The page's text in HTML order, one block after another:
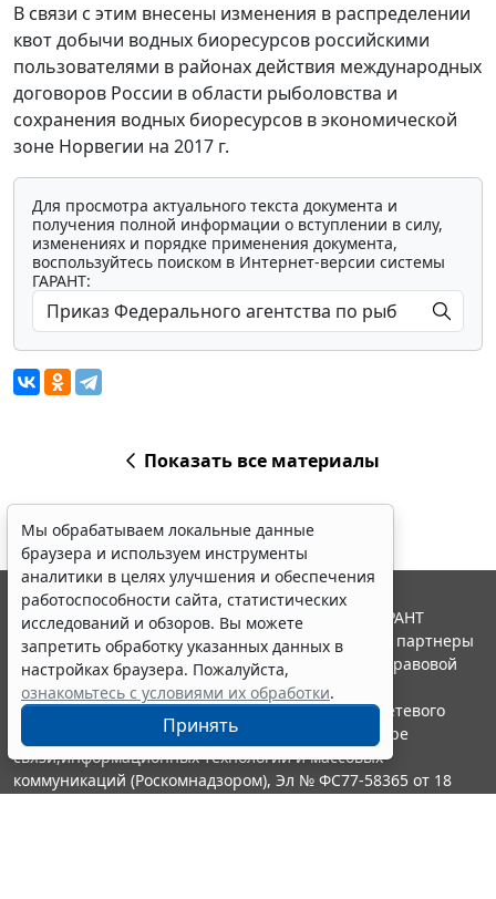
В связи с этим внесены изменения в распределении
квот добычи водных биоресурсов российскими
пользователями в районах действия международных
договоров России в области рыболовства и
сохранения водных биоресурсов в экономической
зоне Норвегии на 2017 г.
Для просмотра актуального текста документа и
получения полной информации о вступлении в силу,
изменениях и порядке применения документа,
воспользуйтесь поиском в Интернет-версии системы
ГАРАНТ:
Показать все материалы
Мы обрабатываем локальные данные
браузера и используем инструменты
аналитики в целях улучшения и обеспечения
работоспособности сайта, статистических
исследований и обзоров. Вы можете
запретить обработку указанных данных в
настройках браузера. Пожалуйста,
ознакомьтесь с условиями их обработки.
Принять
© ООО "НПП "ГАРАНТ-СЕРВИС", 2026. Система ГАРАНТ
выпускается с 1990 года. Компания "Гарант" и ее партнеры
являются участниками Российской ассоциации правовой
информации ГАРАНТ.
Портал ГАРАНТ.РУ зарегистрирован в качестве сетевого
издания Федеральной службой по надзору в сфере
связи,информационных технологий и массовых
коммуникаций (Роскомнадзором), Эл № ФС77-58365 от 18